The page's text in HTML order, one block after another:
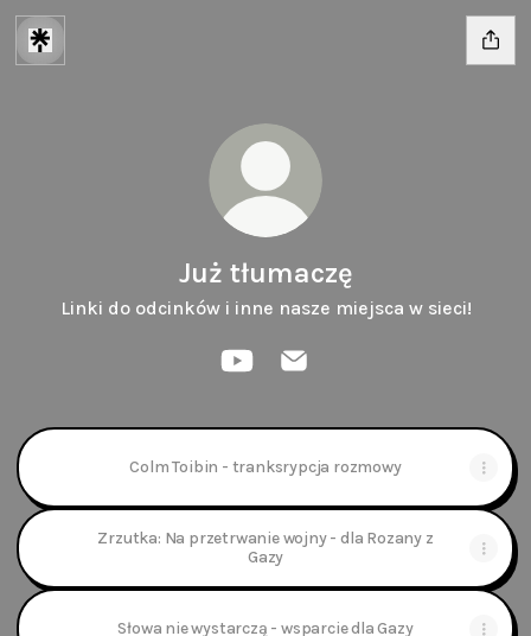
Już tłumaczę
Linki do odcinków i inne nasze miejsca w sieci!
Colm Toibin - tranksrypcja rozmowy
Zrzutka: Na przetrwanie wojny - dla Rozany z
Gazy
Słowa nie wystarczą - wsparcie dla Gazy